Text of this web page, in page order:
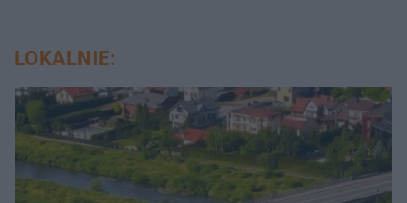
LOKALNIE: